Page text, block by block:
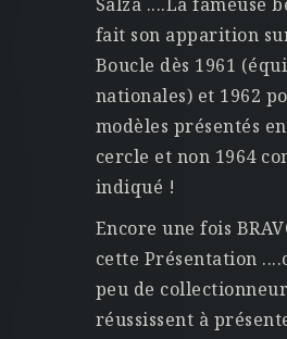
fait son apparition
Boucle dès 1961
nationales) et 1962
modèles présentés
cercle et non 1964
indiqué !
Encore une fois
cette Présentation
peu de
réussissent à